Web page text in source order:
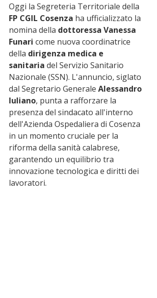
Oggi la Segreteria Territoriale della
FP CGIL Cosenza ha ufficializzato la
nomina della dottoressa Vanessa
Funari come nuova coordinatrice
della dirigenza medica e
sanitaria del Servizio Sanitario
Nazionale (SSN). L'annuncio, siglato
dal Segretario Generale Alessandro
Iuliano, punta a rafforzare la
presenza del sindacato all'interno
dell'Azienda Ospedaliera di Cosenza
in un momento cruciale per la
riforma della sanità calabrese,
garantendo un equilibrio tra
innovazione tecnologica e diritti dei
lavoratori.